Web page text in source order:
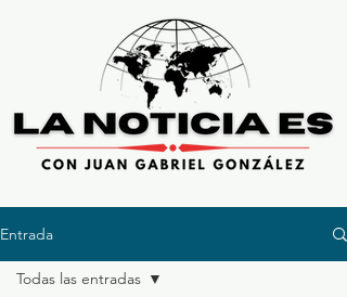
Entrada
Todas las entradas